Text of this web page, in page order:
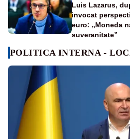
Luis Lazarus,
invocat
euro: „Moneda
suveranitate”
POLITICA INTERNA -